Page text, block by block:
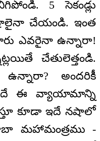
5 సెకండ్లు
చేయండి. ఇంత
ఎవరైనా ఉన్నారా!
చేతులెత్తండి.
అందరికీ
పదే ఈ వ్యాయామాన్ని
కూడా ఇదే నషాలో
మహామంత్రము -